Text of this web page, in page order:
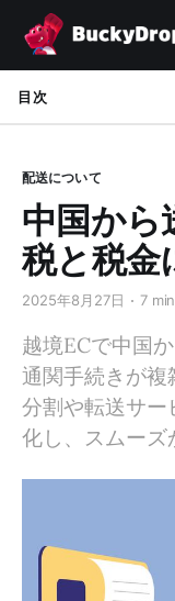
目次
税金を支払う方法
輸入税を回避する方法
BuckyDropに任せる
配送について
中国から
税と税金
2025年8月27日 7 min
越境ECで中国
通関手続きが
分割や転送サ
化し、スムーズ